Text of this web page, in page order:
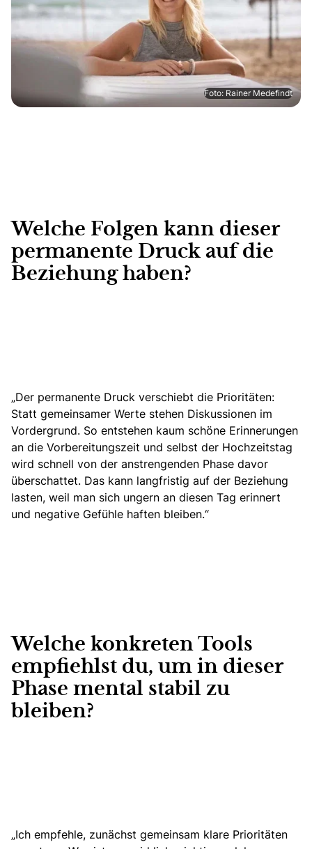
Foto: Rainer Medefindt
Welche Folgen kann dieser
permanente Druck auf die
Beziehung haben?
„Der permanente Druck verschiebt die Prioritäten:
Statt gemeinsamer Werte stehen Diskussionen im
Vordergrund. So entstehen kaum schöne Erinnerungen
an die Vorbereitungszeit und selbst der Hochzeitstag
wird schnell von der anstrengenden Phase davor
überschattet. Das kann langfristig auf der Beziehung
lasten, weil man sich ungern an diesen Tag erinnert
und negative Gefühle haften bleiben.“
Welche konkreten Tools
empfiehlst du, um in dieser
Phase mental stabil zu
bleiben?
„Ich empfehle, zunächst gemeinsam klare Prioritäten